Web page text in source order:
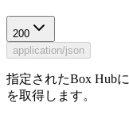
200
application/json
指定されたBox Hub
を取得します。